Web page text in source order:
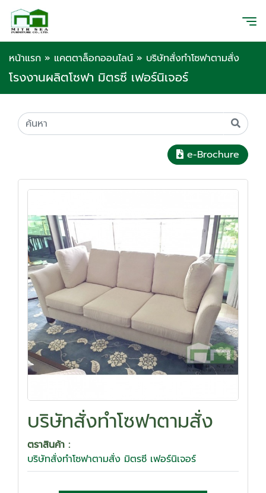
หน้าแรก » แคตตาล็อกออนไลน์ » บริษัทสั่งทำโซฟาตามสั่ง
โรงงานผลิตโซฟา มิตรซี เฟอร์นิเจอร์
e-Brochure
บริษัทสั่งทำโซฟาตามสั่ง
ตราสินค้า :
บริษัทสั่งทำโซฟาตามสั่ง มิตรซี เฟอร์นิเจอร์